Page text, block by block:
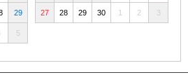
29
5
27 28 29 30 1 2 3